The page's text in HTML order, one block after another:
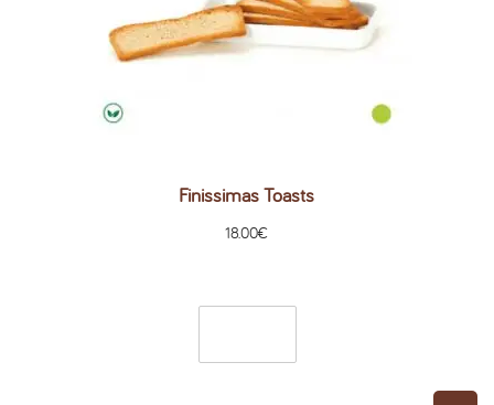
Finissimas Toasts
18.00€